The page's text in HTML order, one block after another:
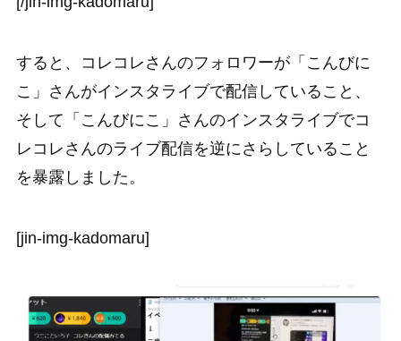
すると、コレコレさんのフォロワーが「こんびに
こ」さんがインスタライブで配信していること、
そして「こんびにこ」さんのインスタライブでコ
レコレさんのライブ配信を逆にさらしていること
を暴露しました。
[jin-img-kadomaru]